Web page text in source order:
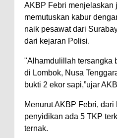
AKBP Febri menjelaskan
memutuskan kabur
naik pesawat dari
dari kejaran Polisi.
"Alhamdulillah tersangka
di Lombok, Nusa
bukti 2 ekor sapi,”ujar
Menurut AKBP Febri,
penyidikan ada 5 TKP
ternak.